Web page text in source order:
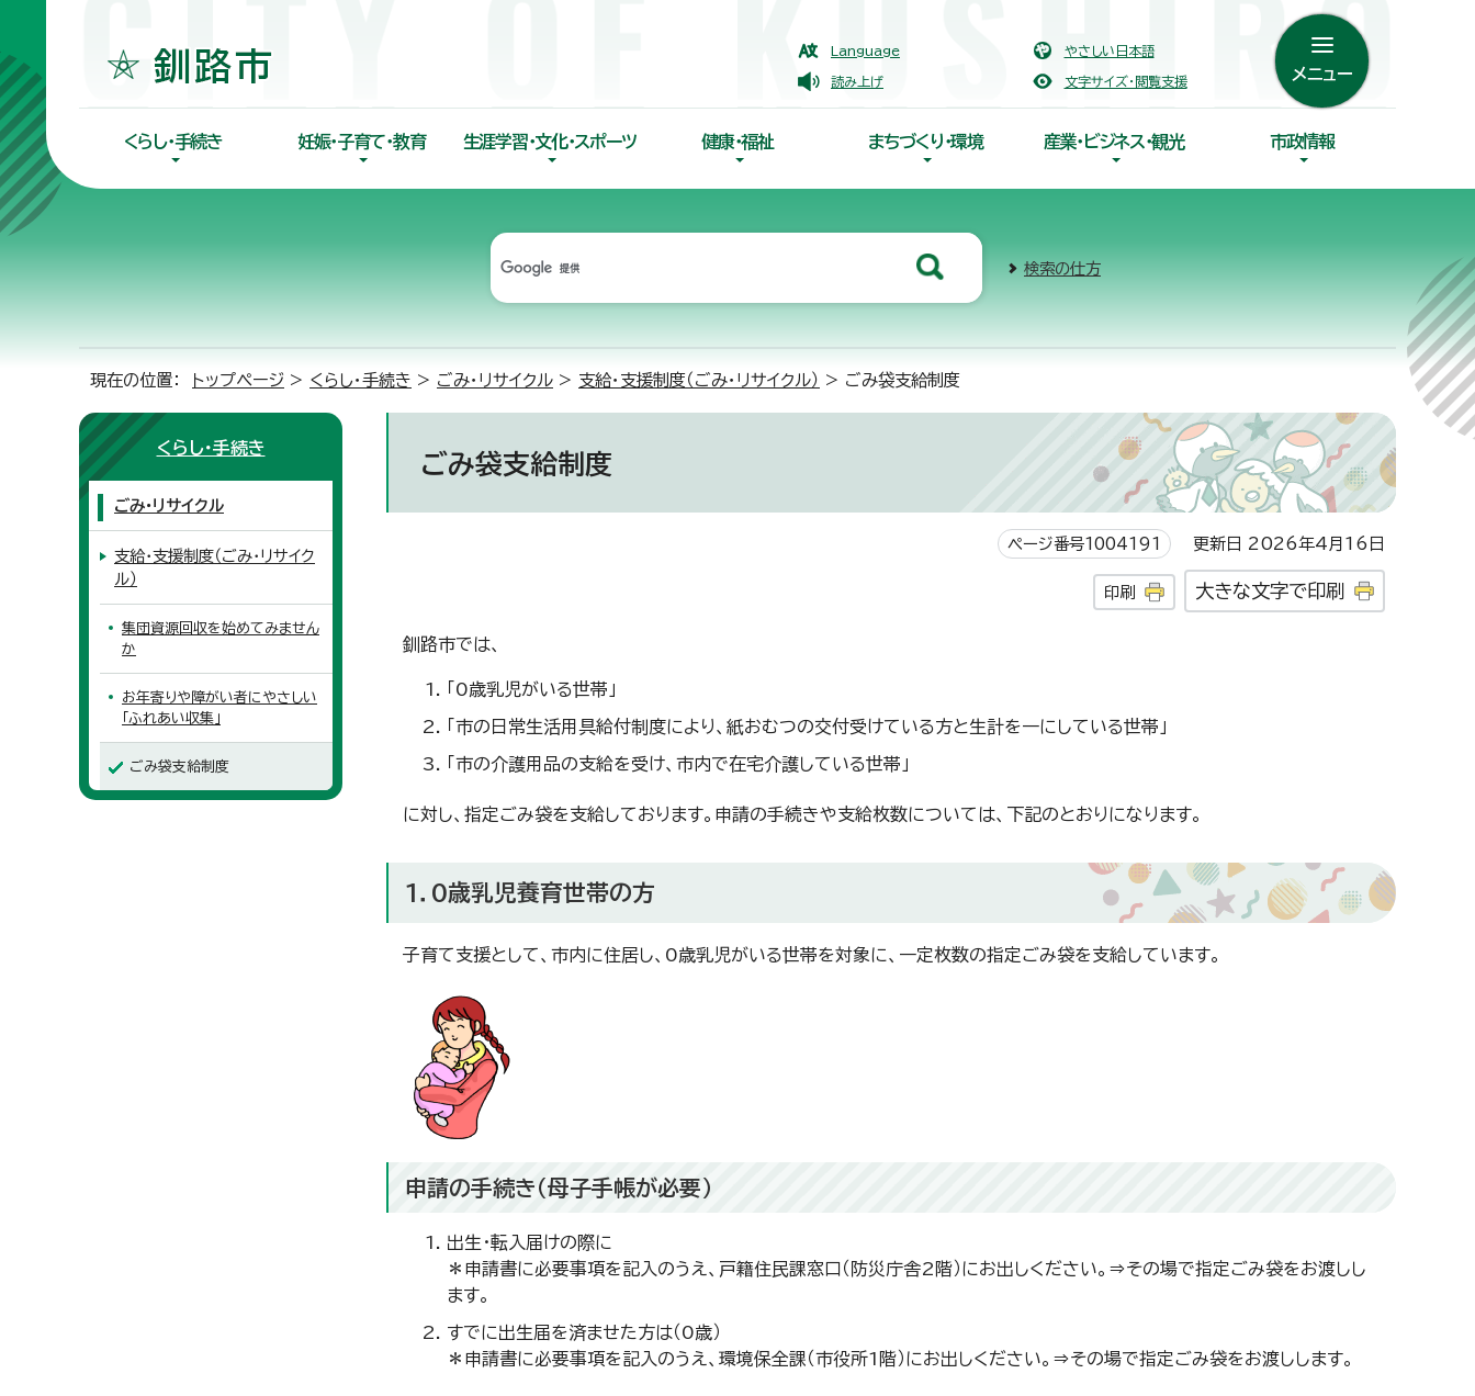
Language やさしい日本語
読み上げ 文字サイズ・閲覧支援 メニュー
くらし・手続き 妊娠・子育て・教育 生涯学習・文化・スポーツ 健康・福祉 まちづくり・環境 産業・ビジネス・観光 市政情報
検索の仕方
現在の位置： トップページ > くらし・手続き > ごみ・リサイクル > 支給・支援制度（ごみ・リサイクル） > ごみ袋支給制度
ごみ袋支給制度
ページ番号1004191 更新日 2026年4月16日
印刷 大きな文字で印刷
釧路市では、
「0歳乳児がいる世帯」
「市の日常生活用具給付制度により、紙おむつの交付受けている方と生計を一にしている世帯」
「市の介護用品の支給を受け、市内で在宅介護している世帯」
に対し、指定ごみ袋を支給しております。申請の手続きや支給枚数については、下記のとおりになります。
1．0歳乳児養育世帯の方
子育て支援として、市内に住居し、0歳乳児がいる世帯を対象に、一定枚数の指定ごみ袋を支給しています。
申請の手続き（母子手帳が必要）
出生・転入届けの際に
＊申請書に必要事項を記入のうえ、戸籍住民課窓口（防災庁舎2階）にお出しください。⇒その場で指定ごみ袋をお渡しし
ます。
すでに出生届を済ませた方は（0歳）
＊申請書に必要事項を記入のうえ、環境保全課（市役所1階）にお出しください。⇒その場で指定ごみ袋をお渡しします。
くらし・手続き
ごみ・リサイクル
支給・支援制度（ごみ・リサイク
ル）
集団資源回収を始めてみません
か
お年寄りや障がい者にやさしい
「ふれあい収集」
ごみ袋支給制度